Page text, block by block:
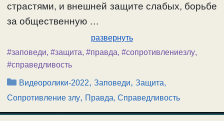
страстями, и внешней защите слабых, борьбе
за общественную …
развернуть
#заповеди, #защита, #правда, #сопротивлениезлу,
#справедливость
Рубрики
Видеоролики-2022,Заповеди,Защита,
Сопротивление злу, Правда, Справедливость